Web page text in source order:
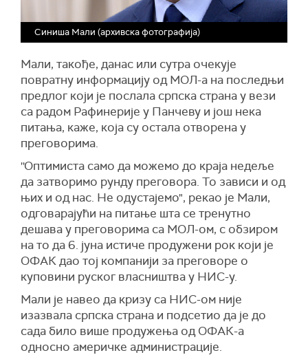
Синиша Мали (архивска фотографија)
Мали, такође, данас или сутра очекује
повратну информацију од МОЛ-а на последњи
предлог који је послала српска страна у вези
са радом Рафинерије у Панчеву и још нека
питања, каже, која су остала отворена у
преговорима.
''Оптимиста само да можемо до краја недеље
да затворимо рунду преговора. То зависи и од
њих и од нас. Не одустајемо", рекао је Мали,
одговарајући на питање шта се тренутно
дешава у преговорима са МОЛ-ом, с обзиром
на то да 6. јуна истиче продужени рок који је
ОФАК дао тој компанији за преговоре о
куповини руског власништва у НИС-у.
Мали је навео да кризу са НИС-ом није
изазвала српска страна и подсетио да је до
сада било више продужења од ОФАК-а
односно америчке администрације.